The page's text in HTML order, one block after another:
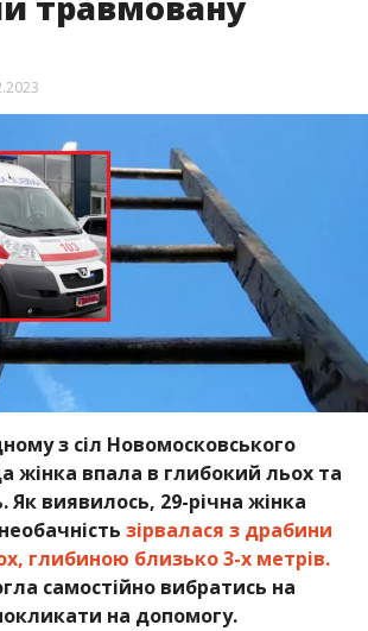
з сіл Новомосковського
жінка впала в глибокий льох та
Як виявилось, 29-річна жінка
зірвалася з драбини
глибиною близько 3-х метрів.
самостійно вибратись на
на допомогу.